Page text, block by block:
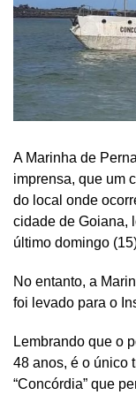
A Marinha de
imprensa, que um
do local onde
cidade de Goiana,
último domingo
No entanto, a
foi levado para o
Lembrando que o
48 anos, é o único
“Concórdia” que